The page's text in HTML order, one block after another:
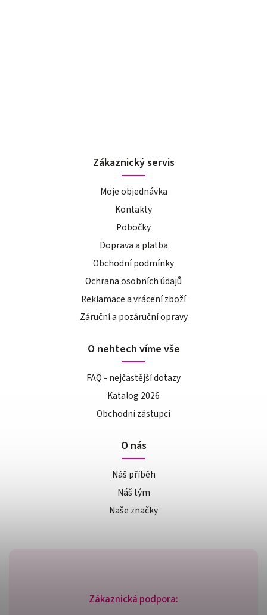
Zákaznická podpora:
Zákaznický servis
Moje objednávka
Kontakty
Pobočky
Doprava a platba
Obchodní podmínky
Ochrana osobních údajů
Reklamace a vrácení zboží
Záruční a pozáruční opravy
O nehtech víme vše
FAQ - nejčastější dotazy
Katalog 2026
Obchodní zástupci
O nás
Náš příběh
Náš tým
Naše značky